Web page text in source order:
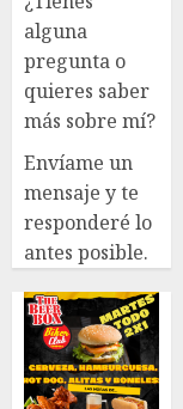
alguna
pregunta o
quieres saber
más sobre mí?
Envíame un
mensaje y te
responderé lo
antes posible.